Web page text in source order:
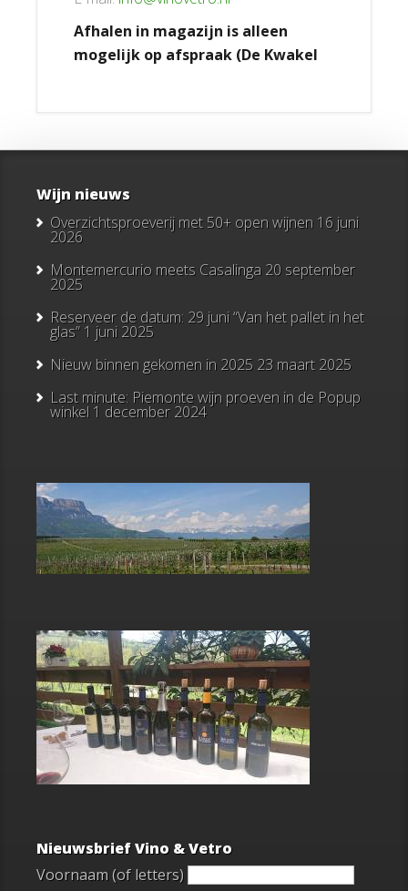
Afhalen in magazijn is alleen
mogelijk op afspraak (De Kwakel
Wijn nieuws
Overzichtsproeverij met 50+ open wijnen 16 juni
2026
Montemercurio meets Casalinga 20 september
2025
Reserveer de datum: 29 juni “Van het pallet in het
glas” 1 juni 2025
Nieuw binnen gekomen in 2025 23 maart 2025
Last minute: Piemonte wijn proeven in de Popup
winkel 1 december 2024
Nieuwsbrief Vino & Vetro
Voornaam (of letters)